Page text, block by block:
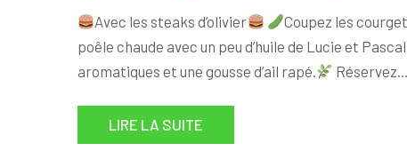
Avec les steaks d’olivier Coupez les
poêle chaude avec un peu d’huile de Lucie et
aromatiques et une gousse d’ail rapé.
LIRE LA SUITE